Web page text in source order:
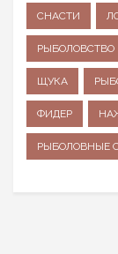
СНАСТИ
РЫБОЛОВСТВО
ЩУКА
ФИДЕР
РЫБОЛОВНЫЕ